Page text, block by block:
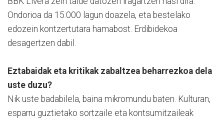
Ondorioa da 15.000 lagun doazela, eta bestelako
edozein kontzertutara hamabost. Erdibidekoa
desagertzen dabil.
Eztabaidak eta kritikak zabaltzea beharrezkoa dela
uste duzu?
Nik uste badabilela, baina mikromundu baten. Kulturan,
esparru guztietako sortzaile eta kontsumitzaileak